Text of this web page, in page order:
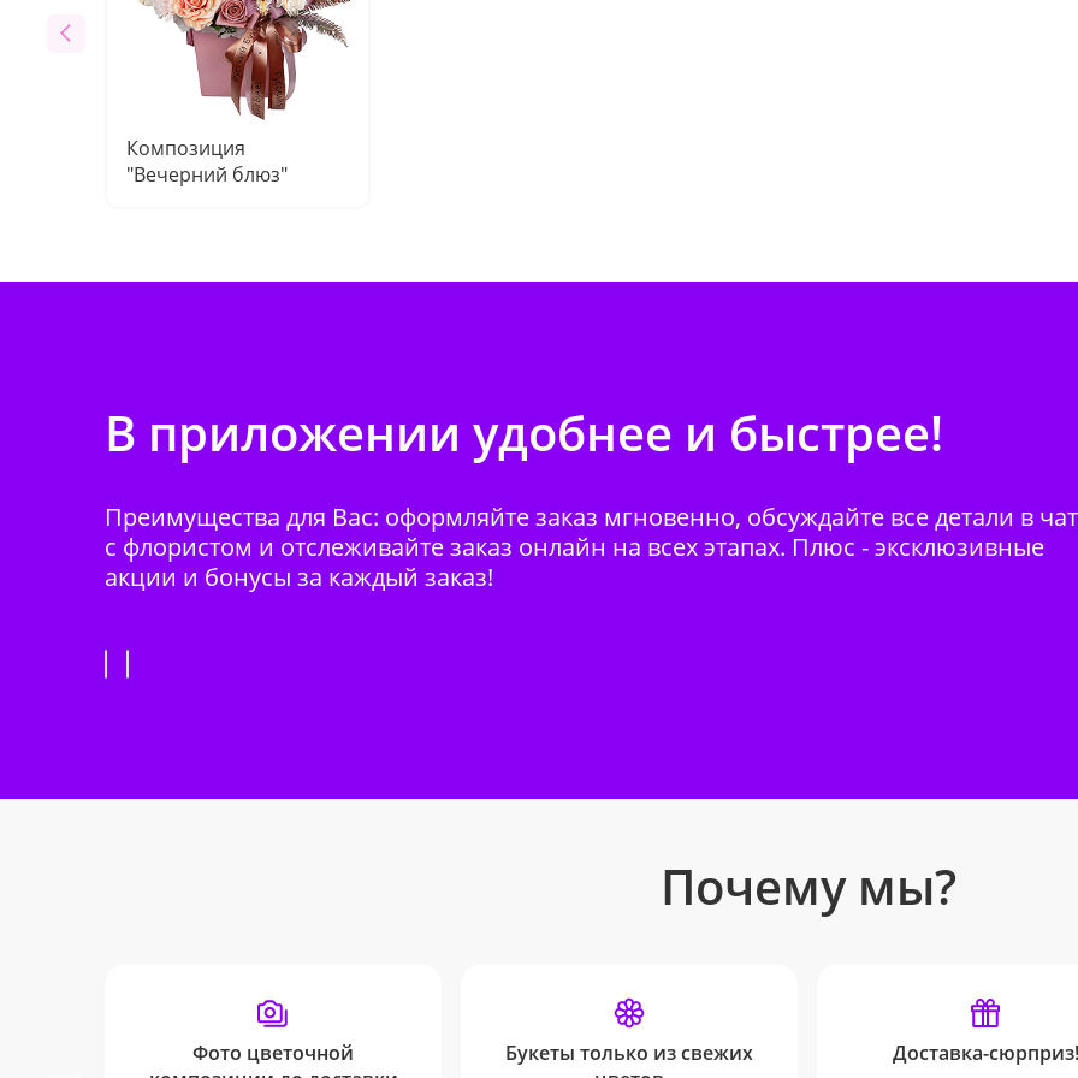
Композиция
"Вечерний блюз"
В приложении удобнее и быстрее!
Преимущества для Вас: оформляйте заказ мгновенно, обсуждайте все детали в
с флористом и отслеживайте заказ онлайн на всех этапах. Плюс - эксклюзивные
акции и бонусы за каждый заказ!
Почему мы?
Фото цветочной
Букеты только из свежих
Доставка-сюрприз!